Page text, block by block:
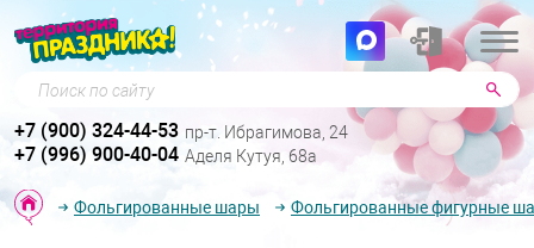
Поиск по сайту
+7 (900) 324-44-53 пр-т. Ибрагимова, 24
+7 (996) 900-40-04 Аделя Кутуя, 68а
Фольгированные шары Фольгированные фигурные